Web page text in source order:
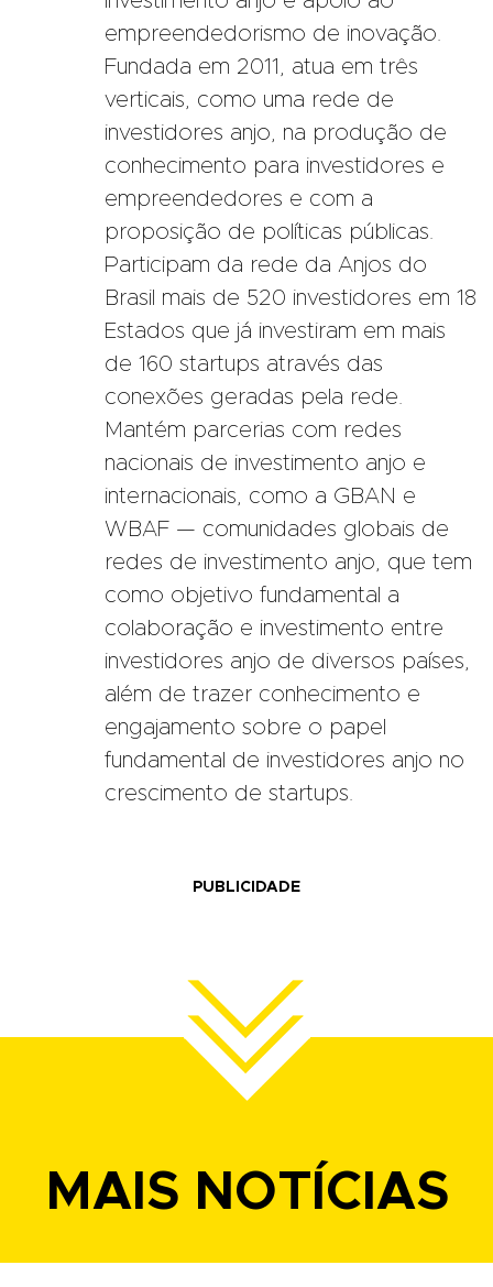
empreendedorismo de inovação.
Fundada em 2011, atua em três
verticais, como uma rede de
investidores anjo, na produção de
conhecimento para investidores e
empreendedores e com a
proposição de políticas públicas.
Participam da rede da Anjos do
Brasil mais de 520 investidores em 18
Estados que já investiram em mais
de 160 startups através das
conexões geradas pela rede.
Mantém parcerias com redes
nacionais de investimento anjo e
internacionais, como a GBAN e
WBAF — comunidades globais de
redes de investimento anjo, que tem
como objetivo fundamental a
colaboração e investimento entre
investidores anjo de diversos países,
além de trazer conhecimento e
engajamento sobre o papel
fundamental de investidores anjo no
crescimento de startups.
PUBLICIDADE
MAIS NOTÍCIAS